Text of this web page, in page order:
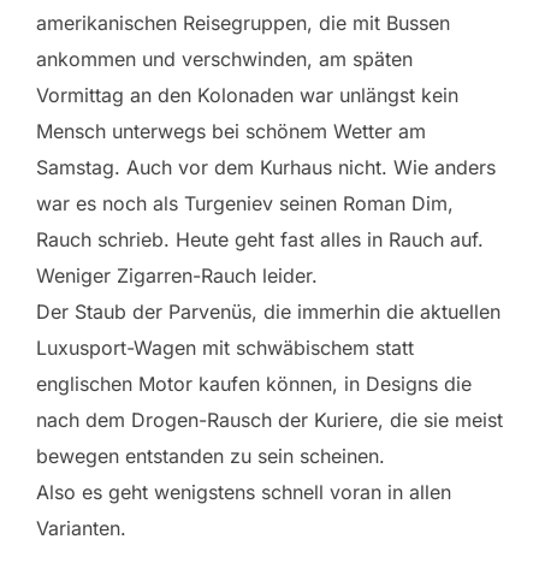
amerikanischen Reisegruppen, die mit Bussen
ankommen und verschwinden, am späten
Vormittag an den Kolonaden war unlängst kein
Mensch unterwegs bei schönem Wetter am
Samstag. Auch vor dem Kurhaus nicht. Wie anders
war es noch als Turgeniev seinen Roman Dim,
Rauch schrieb. Heute geht fast alles in Rauch auf.
Weniger Zigarren-Rauch leider.
Der Staub der Parvenüs, die immerhin die aktuellen
Luxusport-Wagen mit schwäbischem statt
englischen Motor kaufen können, in Designs die
nach dem Drogen-Rausch der Kuriere, die sie meist
bewegen entstanden zu sein scheinen.
Also es geht wenigstens schnell voran in allen
Varianten.